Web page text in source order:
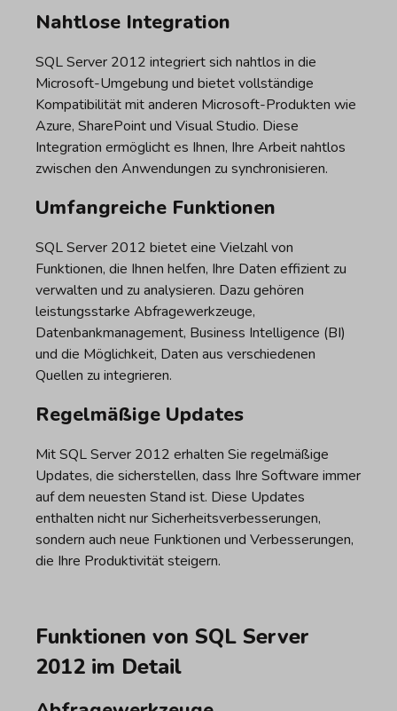
Nahtlose Integration
SQL Server 2012 integriert sich nahtlos in die
Microsoft-Umgebung und bietet vollständige
Kompatibilität mit anderen Microsoft-Produkten wie
Azure, SharePoint und Visual Studio. Diese
Integration ermöglicht es Ihnen, Ihre Arbeit nahtlos
zwischen den Anwendungen zu synchronisieren.
Umfangreiche Funktionen
SQL Server 2012 bietet eine Vielzahl von
Funktionen, die Ihnen helfen, Ihre Daten effizient zu
verwalten und zu analysieren. Dazu gehören
leistungsstarke Abfragewerkzeuge,
Datenbankmanagement, Business Intelligence (BI)
und die Möglichkeit, Daten aus verschiedenen
Quellen zu integrieren.
Regelmäßige Updates
Mit SQL Server 2012 erhalten Sie regelmäßige
Updates, die sicherstellen, dass Ihre Software immer
auf dem neuesten Stand ist. Diese Updates
enthalten nicht nur Sicherheitsverbesserungen,
sondern auch neue Funktionen und Verbesserungen,
die Ihre Produktivität steigern.
Funktionen von SQL Server
2012 im Detail